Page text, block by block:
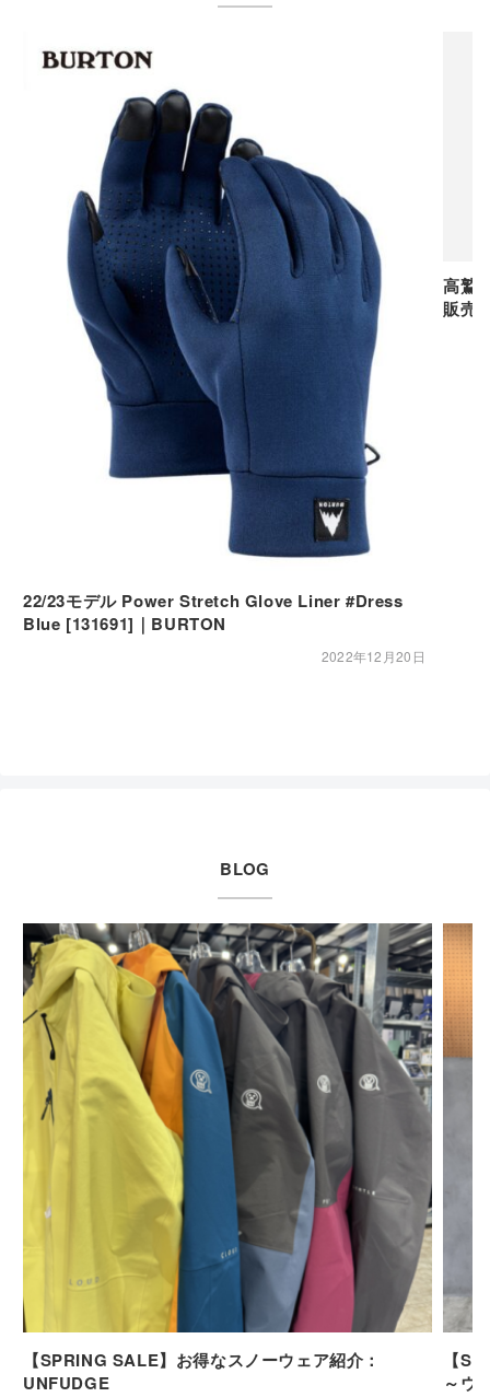
22/23モデル Power Stretch Glove Liner #Dress
Blue [131691]｜BURTON
2022年12月20日
高鷲
販売
BLOG
【SPRING SALE】お得なスノーウェア紹介：
UNFUDGE
【
～ウ